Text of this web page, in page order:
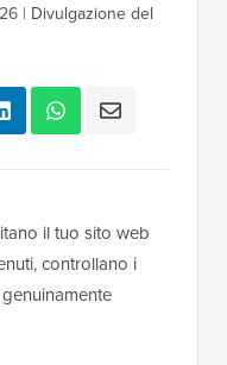
| Divulgazione del
il tuo sito web
controllano i